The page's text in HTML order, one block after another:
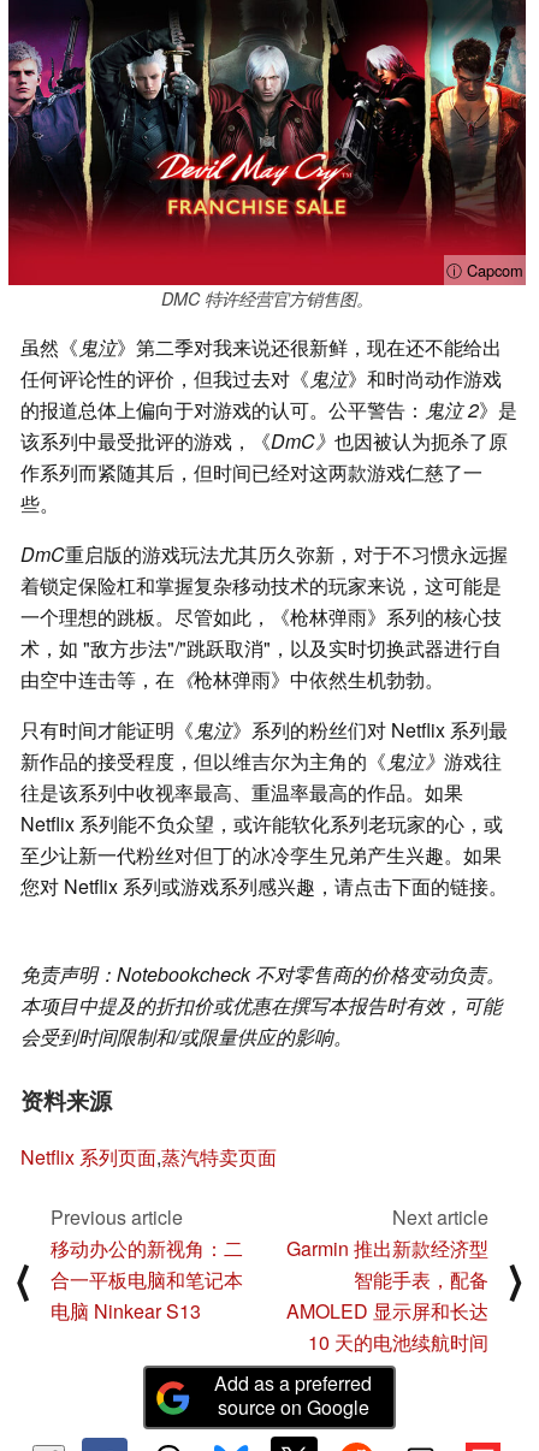
ⓘ Capcom
DMC 特许经营官方销售图。
虽然《鬼泣》第二季对我来说还很新鲜，现在还不能给出
任何评论性的评价，但我过去对《鬼泣》和时尚动作游戏
的报道总体上偏向于对游戏的认可。公平警告： 鬼泣 2》是
该系列中最受批评的游戏，《DmC》 也因被认为扼杀了原
作系列而紧随其后，但时间已经对这两款游戏仁慈了一
些。
DmC重启版的游戏玩法尤其历久弥新，对于不习惯永远握
着锁定保险杠和掌握复杂移动技术的玩家来说，这可能是
一个理想的跳板。尽管如此，《枪林弹雨》系列的核心技
术，如 "敌方步法"/"跳跃取消"，以及实时切换武器进行自
由空中连击等，在 《枪林弹雨》中依然生机勃勃。
只有时间才能证明《鬼泣》系列的粉丝们对 Netflix 系列最
新作品的接受程度，但以维吉尔为主角的《鬼泣》 游戏往
往是该系列中收视率最高、重温率最高的作品。如果
Netflix 系列能不负众望，或许能软化系列老玩家的心，或
至少让新一代粉丝对但丁的冰冷孪生兄弟产生兴趣。如果
您对 Netflix 系列或游戏系列感兴趣，请点击下面的链接。
免责声明：Notebookcheck 不对零售商的价格变动负责。
本项目中提及的折扣价或优惠在撰写本报告时有效，可能
会受到时间限制和/或限量供应的影响。
资料来源
Netflix 系列页面,蒸汽特卖页面
⟨
Previous article
移动办公的新视角：二
合一平板电脑和笔记本
电脑 Ninkear S13
Next article
Garmin 推出新款经济型
智能手表，配备
AMOLED 显示屏和长达
10 天的电池续航时间
⟩
Add as a preferred
source on Google